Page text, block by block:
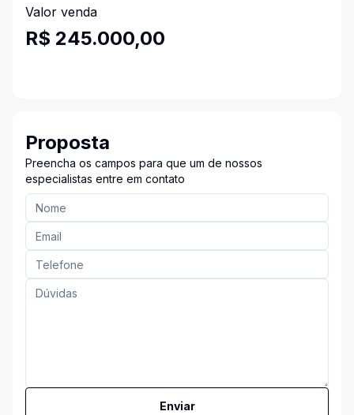
Valor venda
R$ 245.000,00
Proposta
Preencha os campos para que um de nossos
especialistas entre em contato
Enviar